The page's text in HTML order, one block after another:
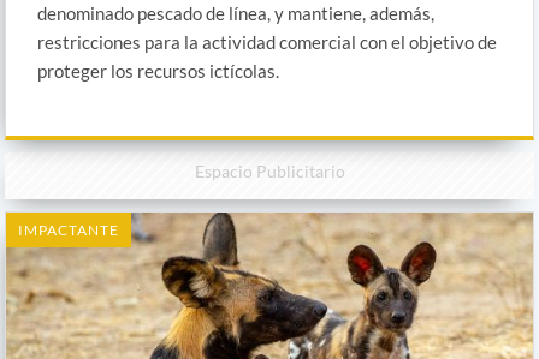
denominado pescado de línea, y mantiene, además,
restricciones para la actividad comercial con el objetivo de
proteger los recursos ictícolas.
Espacio Publicitario
IMPACTANTE